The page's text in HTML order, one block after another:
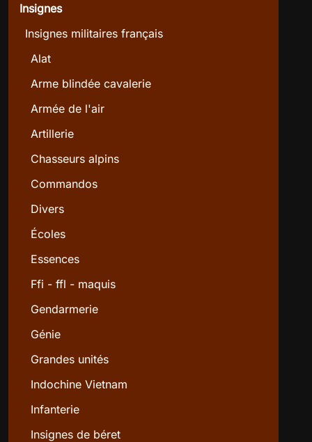
Insignes
Insignes militaires français
Alat
Arme blindée cavalerie
Armée de l'air
Artillerie
Chasseurs alpins
Commandos
Divers
Écoles
Essences
Ffi - ffl - maquis
Gendarmerie
Génie
Grandes unités
Indochine Vietnam
Infanterie
Insignes de béret